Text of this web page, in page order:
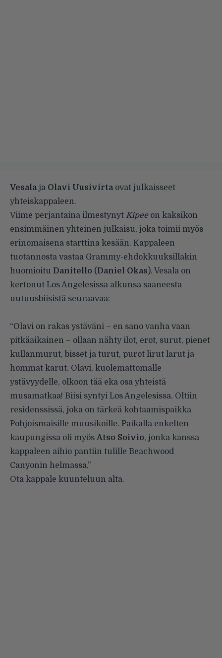
Vesala ja Olavi Uusivirta ovat julkaisseet
yhteiskappaleen.
Viime perjantaina ilmestynyt Kipeeon kaksikon
ensimmäinen yhteinen julkaisu, joka toimii myös
erinomaisena starttina kesään. Kappaleen
tuotannosta vastaa Grammy-ehdokkuuksillakin
huomioitu Danitello (Daniel Okas). Vesala on
kertonut Los Angelesissa alkunsa saaneesta
uutuusbiisistä seuraavaa:
“Olavi on rakas ystäväni – en sano vanha vaan
pitkäaikainen – ollaan nähty ilot, erot, surut, pienet
kullanmurut, bisset ja turut, purot lirut larut ja
hommat karut. Olavi, kuolemattomalle
ystävyydelle, olkoon tää eka osa yhteistä
musamatkaa! Biisi syntyi Los Angelesissa. Oltiin
residenssissä, joka on tärkeä kohtaamispaikka
Pohjoismaisille muusikoille. Paikalla enkelten
kaupungissa oli myös Atso Soivio, jonka kanssa
kappaleen aihio pantiin tulille Beachwood
Canyonin helmassa.”
Ota kappale kuunteluun alta.